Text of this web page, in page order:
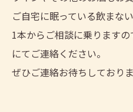
ご自宅に眠っている飲まな
1本からご相談に乗ります
にてご連絡ください。
ぜひご連絡お待ちしており